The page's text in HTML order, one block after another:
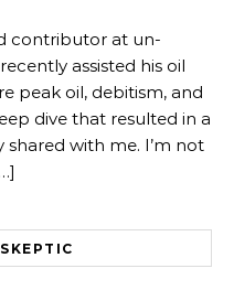
contributor at un-
assisted his oil
peak oil, debitism, and
dive that resulted in a
with me. I’m not